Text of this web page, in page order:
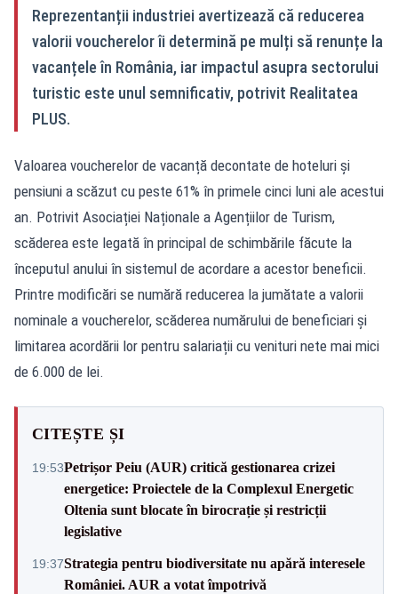
Reprezentanții industriei avertizează că reducerea
valorii voucherelor îi determină pe mulți să renunțe la
vacanțele în România, iar impactul asupra sectorului
turistic este unul semnificativ, potrivit Realitatea
PLUS.
Valoarea voucherelor de vacanță decontate de hoteluri și
pensiuni a scăzut cu peste 61% în primele cinci luni ale acestui
an. Potrivit Asociației Naționale a Agențiilor de Turism,
scăderea este legată în principal de schimbările făcute la
începutul anului în sistemul de acordare a acestor beneficii.
Printre modificări se numără reducerea la jumătate a valorii
nominale a voucherelor, scăderea numărului de beneficiari și
limitarea acordării lor pentru salariații cu venituri nete mai mici
de 6.000 de lei.
CITEȘTE ȘI
19:53Petrișor Peiu (AUR) critică gestionarea crizei
energetice: Proiectele de la Complexul Energetic
Oltenia sunt blocate în birocrație și restricții
legislative
19:37Strategia pentru biodiversitate nu apără interesele
României. AUR a votat împotrivă